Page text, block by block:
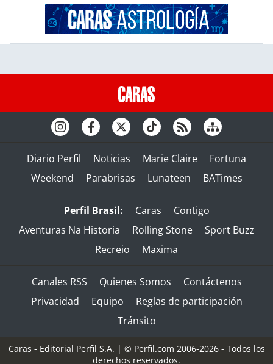
Diario Perfil Noticias Marie Claire
Fortuna
Weekend
Parabrisas Lunateen BATimes
Perfil Brasil: Caras
Contigo
Aventuras Na Historia
Rolling Stone
Sport Buzz
Recreio
Maxima
Canales RSS Quienes Somos
Contáctenos
Privacidad
Equipo
Reglas de participación
Tránsito
Caras - Editorial Perfil S.A. | © Perfil.com 2006-2026 - Todos los
derechos reservados.